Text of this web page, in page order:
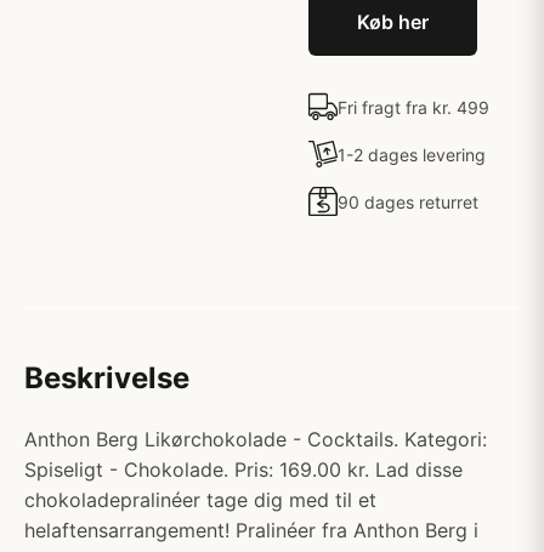
Køb her
Fri fragt fra kr. 499
1-2 dages levering
90 dages returret
Beskrivelse
Anthon Berg Likørchokolade - Cocktails. Kategori:
Spiseligt - Chokolade. Pris: 169.00 kr. Lad disse
chokoladepralinéer tage dig med til et
helaftensarrangement! Pralinéer fra Anthon Berg i